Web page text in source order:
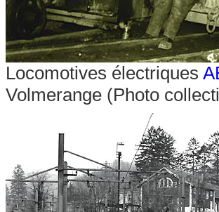
Locomotives électriques
Volmerange (Photo